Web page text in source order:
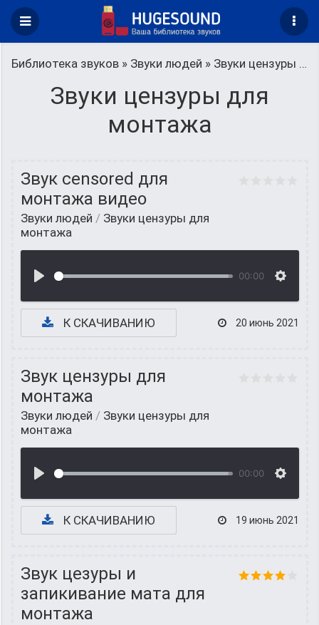
Библиотека звуков » Звуки людей » Звуки цензуры для монтажа
Звуки цензуры для
монтажа
Звук censored для
монтажа видео
Звуки людей / Звуки цензуры для
монтажа
00:00
К СКАЧИВАНИЮ 20 июнь 2021
Звук цензуры для
монтажа
Звуки людей / Звуки цензуры для
монтажа
00:00
К СКАЧИВАНИЮ 19 июнь 2021
Звук цезуры и
запикивание мата для
монтажа